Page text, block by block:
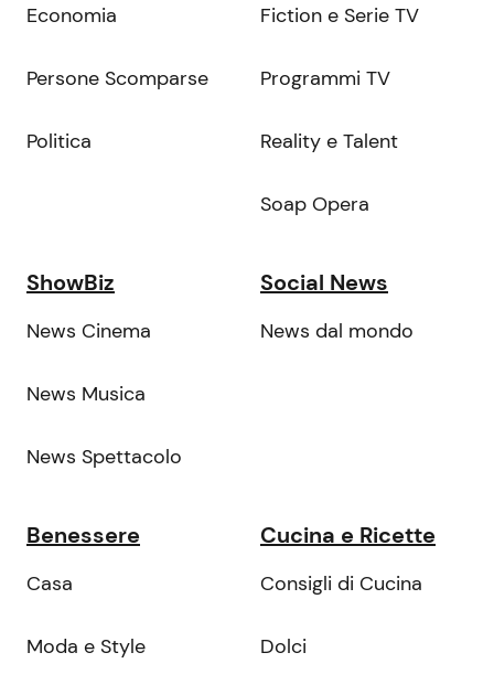
Economia
Persone Scomparse
Politica
Fiction e Serie TV
Programmi TV
Reality e Talent
Soap Opera
ShowBiz
News Cinema
News Musica
News Spettacolo
Social News
News dal mondo
Benessere
Casa
Moda e Style
Cucina e Ricette
Consigli di Cucina
Dolci